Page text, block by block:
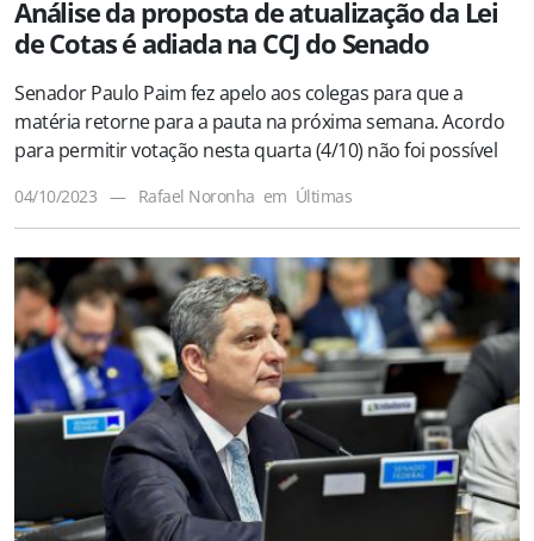
Análise da proposta de atualização da Lei
de Cotas é adiada na CCJ do Senado
Senador Paulo Paim fez apelo aos colegas para que a
matéria retorne para a pauta na próxima semana. Acordo
para permitir votação nesta quarta (4/10) não foi possível
04/10/2023 — Rafael Noronha em Últimas